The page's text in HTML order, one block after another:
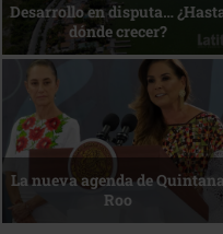
Bottega, un viaje servido a la
mesa
Reconocimiento de viajeros